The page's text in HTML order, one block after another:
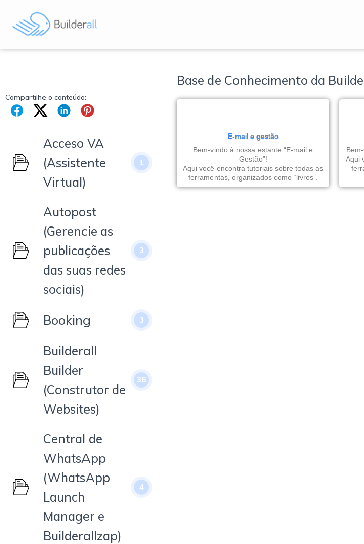
Compartilhe o conteúdo:
Acceso VA
(Assistente
Virtual)
1
Autopost
(Gerencie as
publicações
das suas redes
sociais)
3
Booking 3
Builderall
Builder
(Construtor de
Websites)
36
Central de
WhatsApp
(WhatsApp
Launch
Manager e
Builderallzap)
4
Base de Conhecimento da
E-mail e gestão
Bem-vindo à nossa estante “E-mail e
Gestão”!
Aqui você encontra tutoriais sobre todas as
ferramentas, organizados como “livros”.
Aqui